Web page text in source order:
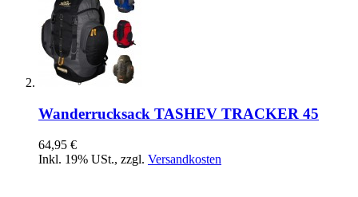
Wanderrucksack TASHEV TRACKER 45
64,95 €
Inkl. 19% USt., zzgl. Versandkosten